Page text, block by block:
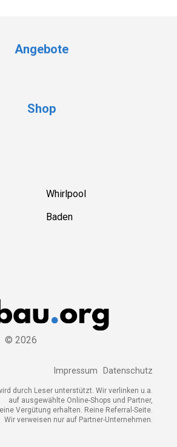
Angebote
Shop
Whirlpool
Baden
© 2026
Impressum Datenschutz
durch Leser unterstützt. Wir verlinken u.a.
auf ausgewählte Online-Shops und Partner,
Vergütung erhalten. Reine Referral-Seite.
Wir verweisen nur auf Partner-Unternehmen.